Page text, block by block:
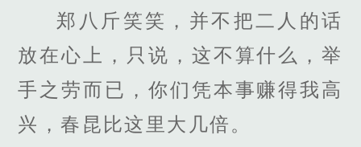
郑八斤笑笑，并不把二人的话
放在心上，只说，这不算什么，举
手之劳而已，你们凭本事赚得我高
兴，春昆比这里大几倍。